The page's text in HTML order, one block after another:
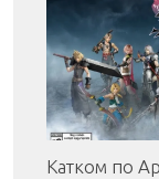
Катком по